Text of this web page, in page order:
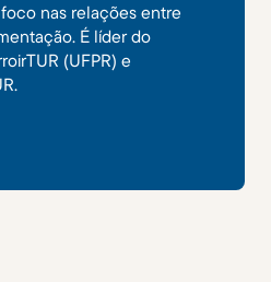
nas relações entre
É líder do
(UFPR) e